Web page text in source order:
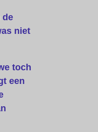
de
niet
toch
een